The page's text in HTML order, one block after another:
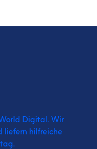
Digital. Wir
liefern hilfreiche